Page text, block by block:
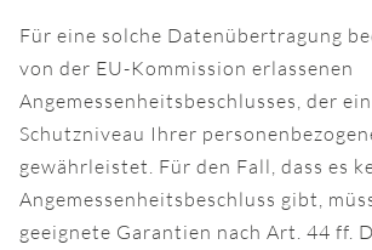
Für eine solche Datenübertragung
von der EU-Kommission erlassenen
Angemessenheitsbeschlusses, der
Schutzniveau Ihrer
gewährleistet. Für den Fall, dass es
Angemessenheitsbeschluss gibt,
geeignete Garantien nach Art. 44 ff.